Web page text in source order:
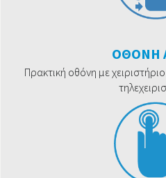
ΟΘΟΝΗ
Πρακτική οθόνη με